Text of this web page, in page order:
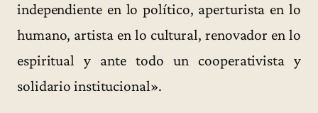
independiente en lo político, aperturista en lo
humano, artista en lo cultural, renovador en lo
espiritual y ante todo un cooperativista y
solidario institucional».